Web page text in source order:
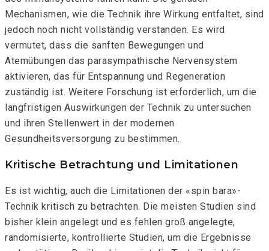
Mechanismen, wie die Technik ihre Wirkung entfaltet, sind
jedoch noch nicht vollständig verstanden. Es wird
vermutet, dass die sanften Bewegungen und
Atemübungen das parasympathische Nervensystem
aktivieren, das für Entspannung und Regeneration
zuständig ist. Weitere Forschung ist erforderlich, um die
langfristigen Auswirkungen der Technik zu untersuchen
und ihren Stellenwert in der modernen
Gesundheitsversorgung zu bestimmen.
Kritische Betrachtung und Limitationen
Es ist wichtig, auch die Limitationen der «spin bara»-
Technik kritisch zu betrachten. Die meisten Studien sind
bisher klein angelegt und es fehlen groß angelegte,
randomisierte, kontrollierte Studien, um die Ergebnisse